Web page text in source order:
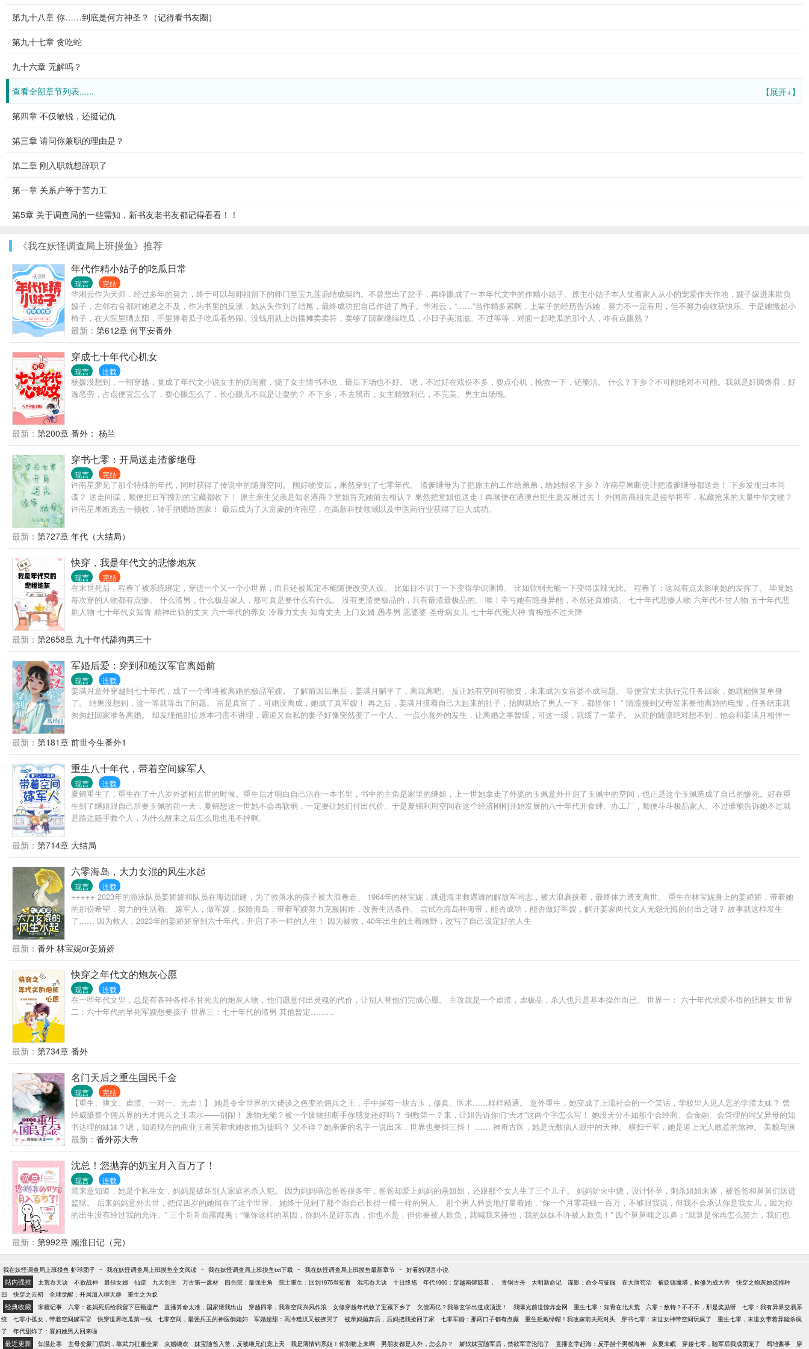
第九十八章 你……到底是何方神圣？（记得看书友圈）
第九十七章 贪吃蛇
九十六章 无解吗？
【展开+】
查看全部章节列表......
第四章 不仅敏锐，还挺记仇
第三章 请问你兼职的理由是？
第二章 刚入职就想辞职了
第一章 关系户等于苦力工
第5章 关于调查局的一些需知，新书友老书友都记得看看！！
《我在妖怪调查局上班摸鱼》推荐
年代作精小姑子的吃瓜日常
现言 完结
华湘云作为天师，经过多年的努力，终于可以与师祖留下的师门至宝九莲鼎结成契约。不曾想出了岔子，再睁眼成了一本年代文中的作精小姑子。原主小姑子本人仗着家人从小的宠爱作天作地，嫂子嫁进来欺负
嫂子，左邻右舍都对她避之不及，作为书里的反派，她从头作到了结尾，最终成功把自己作进了局子。华湘云，“……”当作精多累啊，上辈子的经历告诉她，努力不一定有用，但不努力会收获快乐。于是她搬起小
椅子，在大院里晒太阳，手里捧着瓜子吃瓜看热闹。没钱用就上街摆摊卖卖符，卖够了回家继续吃瓜，小日子美滋滋。不过等等，对面一起吃瓜的那个人，咋有点眼熟？
最新： 第612章 何平安番外
穿成七十年代心机女
现言 连载
杨媛没想到，一朝穿越，竟成了年代文小说女主的伪闺蜜，烧了女主情书不说，最后下场也不好。 嗯，不过好在戏份不多，耍点心机，挽救一下，还能活。 什么？下乡？不可能绝对不可能。我就是奸懒馋滑，好
逸恶劳，占点便宜怎么了，耍心眼怎么了，长心眼儿不就是让耍的？ 不下乡，不去黑市，女主精致利己，不完美。男主出场晚。
最新： 第200章 番外： 杨兰
穿书七零：开局送走渣爹继母
现言 完结
许南星梦见了那个特殊的年代，同时获得了传说中的随身空间。 囤好物资后，果然穿到了七零年代。 渣爹继母为了把原主的工作给弟弟，给她报名下乡？ 许南星果断使计把渣爹继母都送走！ 下乡发现日本间
谍？ 送走间谍，顺便把日军搜刮的宝藏都收下！ 原主亲生父亲是知名港商？堂姐冒充她前去相认？ 果然把堂姐也送走！再顺便在港澳台把生意发展过去！ 外国富商祖先是侵华将军，私藏抢来的大量中华文物？
许南星果断跑去一顿收，转手捐赠给国家！ 最后成为了大富豪的许南星，在高新科技领域以及中医药行业获得了巨大成功。
最新： 第727章 年代（大结局）
快穿，我是年代文的悲惨炮灰
现言 完结
在末世死后，程春丫被系统绑定，穿进一个又一个小世界，而且还被规定不能随便改变人设。 比如目不识丁一下变得学识渊博。 比如软弱无能一下变得泼辣无比。 程春丫：这就有点太影响她的发挥了。 毕竟她
每次穿的人物都有点惨。 什么渣男，什么极品家人，那可真是要什么有什么。 没有更渣更极品的，只有最渣最极品的。 唉！幸亏她有隐身异能，不然还真难搞。 七十年代悲惨人物 六年代不甘人物 五十年代悲
剧人物 七十年代女知青 精神出轨的丈夫 六十年代的养女 冷暴力丈夫 知青丈夫 上门女婿 愚孝男 恶婆婆 圣母病女儿 七十年代冤大种 青梅抵不过天降
最新： 第2658章 九十年代舔狗男三十
军婚后爱：穿到和糙汉军官离婚前
现言 连载
姜满月意外穿越到七十年代，成了一个即将被离婚的极品军嫂。 了解前因后果后，姜满月躺平了，离就离吧。 反正她有空间有物资，未来成为女富婆不成问题。 等便宜丈夫执行完任务回家，她就能恢复单身
了。 结果没想到，这一等就等出了问题。 富是真富了，可婚没离成，她成了真军嫂！ 再之后，姜满月摸着自己大起来的肚子，抬脚就给了男人一下，都怪你！ * 陆凛接到父母发来要他离婚的电报，任务结束就
匆匆赶回家准备离婚。 却发现他那位原本刁蛮不讲理，霸道又自私的妻子好像突然变了一个人。 一点小意外的发生，让离婚之事暂缓，可这一缓，就缓了一辈子。 从前的陆凛绝对想不到，他会和姜满月相伴一
最新： 第181章 前世今生番外1
重生八十年代，带着空间嫁军人
现言 连载
夏锦重生了，重生在了十八岁外婆刚去世的时候。重生后才明白自己活在一本书里，书中的主角是家里的继姐，上一世她拿走了外婆的玉佩意外开启了玉佩中的空间，也正是这个玉佩造成了自己的惨死。好在重
生到了继姐跟自己所要玉佩的前一天，夏锦想这一世她不会再软弱，一定要让她们付出代价。于是夏锦利用空间在这个经济刚刚开始发展的八十年代开食肆、办工厂，顺便斗斗极品家人。不过谁能告诉她不过就
是路边随手救个人，为什么醒来之后怎么甩也甩不掉啊。
最新： 第714章 大结局
六零海岛，大力女混的风生水起
现言 连载
+++++ 2023年的游泳队员姜娇娇和队员在海边团建，为了救落水的孩子被大浪卷走。 1964年的林宝妮，跳进海里救遇难的解放军同志，被大浪裹挟着，最终体力透支离世。 重生在林宝妮身上的姜娇娇，带着她
的那份希望，努力的生活着。 嫁军人，做军嫂，探险海岛，带着军嫂努力克服困难，改善生活条件。 尝试在海岛种海带，能否成功，能否做好军嫂，解开姜家两代女人无怨无悔的付出之谜？ 故事就这样发生
了…… 因为救人，2023年的姜娇娇穿到六十年代，开启了不一样的人生！ 因为被救，40年出生的土着顾野，改写了自己设定好的人生
最新： 番外 林宝妮or姜娇娇
快穿之年代文的炮灰心愿
现言 连载
在一些年代文里，总是有各种各样不甘死去的炮灰人物，他们愿意付出灵魂的代价，让别人替他们完成心愿。 主攻就是一个虐渣，虐极品，杀人也只是基本操作而已。 世界一： 六十年代求爱不得的肥胖女 世界
二：六十年代的早死军嫂想要孩子 世界三：七十年代的渣男 其他暂定………
最新： 第734章 番外
名门天后之重生国民千金
现言 完结
【重生、爽文、虐渣、一对一、无虐！】 她是令全世界的大佬谈之色变的佣兵之王，手中握有一块古玉，修真、医术……样样精通。 意外重生，她变成了上流社会的一个笑话，学校里人见人恶的学渣太妹？ 曾
经威慑整个佣兵界的天才佣兵之王表示——别闹！ 废物无能？被一个废物扭断手你感觉还好吗？ 倒数第一？来，让姐告诉你们“天才”这两个字怎么写！ 她没天分不如那个会经商、会金融、会管理的同父异母的知
书达理的妹妹？嗯，知道现在的商业王者哭着求她收他为徒吗？ 父不详？她亲爹的名字一说出来，世界也要抖三抖！ …… 神奇古医，她是无数病人眼中的天神。 横扫千军，她是道上无人敢惹的煞神。 美貌与演
技并存，她是圈中人人向往的女神。 【一朝重生，再世为人，她依旧活的风生水起，一不小心还成了无人敢惹的国民千金！】 一手掌生死，一手控命运。该虐的渣虐，该打脸的打，一边玩转豪门，一边玩转娱乐
圈，顺便征服征服一下某人。 *** 【小剧场】 老爷子：都快半夜了，你还有事要忙？ 某男：没。 老爷子：那你这么晚出去？ 某男：家规森严。 老爷子（眉心一跳）：……这难道不是你家？！ 某男：家主不在这
儿。 苏小（家）姐（主）：……
最新： 番外苏大帝
沈总！您抛弃的奶宝月入百万了！
现言 连载
焉来意知道，她是个私生女，妈妈是破坏别人家庭的杀人犯。 因为妈妈暗恋爸爸很多年，爸爸却爱上妈妈的亲姐姐，还跟那个女人生了三个儿子。 妈妈妒火中烧，设计怀孕，刺杀姐姐未遂，被爸爸和舅舅们送进
监狱。 后来妈妈意外去世，把仅四岁的她留在了这个世界。 她终于见到了那个跟自己长得一模一样的男人。 那个男人矜贵地打量着她，“你一个月零花钱一百万，不够跟我说，但我不会承认你是我女儿，因为你
的出生没有经过我的允许。” 三个哥哥面露鄙夷：“像你这样的基因，你妈不是好东西，你也不是，但你要被人欺负，就喊我来揍他，我的妹妹不许被人欺负！” 四个舅舅嗤之以鼻：“就算是你再怎么努力，我们也
胆的顾小爷，顾小爷高傲地拉着她的手：“我带着你长大，我们俩组成一个新的家。” 她拎着小行李与家人告别，一群男人却齐齐黑了脸，将她强势搂在怀里，无论如何也不撒手。
最新： 第992章 顾淮日记（完）
我在妖怪调查局上班摸鱼 虾球团子 - 我在妖怪调查局上班摸鱼全文阅读 - 我在妖怪调查局上班摸鱼txt下载 - 我在妖怪调查局上班摸鱼最新章节 - 好看的现言小说
站内强推 太荒吞天诀 不败战神 最佳女婿 仙逆 九天剑主 万古第一废材 四合院：最强主角 院士重生：回到1975当知青 混沌吞天诀 十日终焉 年代1960：穿越南锣鼓巷， 青铜古舟 大明新命记 谍影：命令与征服 在大唐苟活 被贬镇魔塔，捡修为成大帝
快穿之炮灰她选择种
田
快穿之云初 全球觉醒：开局加入聊天群 重生之为蚁
经典收藏 宋檀记事 六零：爸妈死后给我留下巨额遗产 直播算命太准，国家请我出山 穿越四零，我靠空间兴风作浪 女修穿越年代收了宝藏下乡了 欠债两亿？我靠玄学出道成顶流！ 我曝光前世惊炸全网 重生七零：知青在北大荒 六零：敌特？不不不，那是奖励呀
七零：我有异界交易系
统
七零小孤女，带着空间嫁军官 快穿世界吃瓜第一线 七零空间，最强兵王的神医俏媳妇 军婚超甜：高冷糙汉又被撩哭了 被亲妈抛弃后，后妈把我捡回了家 七零军婚：那两口子都有点癫 重生拒戴绿帽！我改嫁前夫死对头 穿书七零：末世女神带空间玩疯了
重生七零，末世女带着异能杀疯
了
年代甜炸了：寡妇她男人回来啦
最近更新 知温赴寒 主母变豪门后妈，靠武力征服全家 京婚缠欢 妹宝随爸入赘，反被继兄们宠上天 我是薄情钓系姐！你别吻上来啊 男朋友都是人外，怎么办？ 娇软妹宝随军后，禁欲军官沦陷了 直播玄学赶海：反手捞个男模海神 京夏未眠 穿越七零，随军后我成团宠了 蜀地酱事 穿